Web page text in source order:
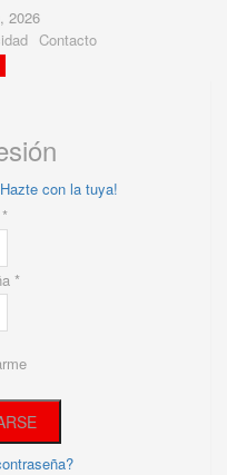
2026
Contacto
con la tuya!
*